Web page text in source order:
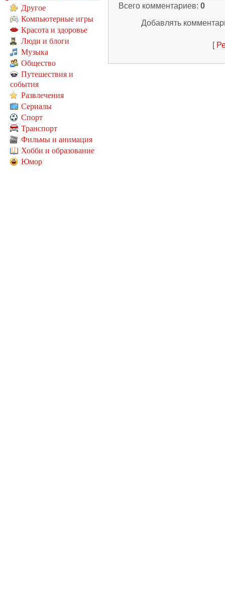
Другое
Компьютерные игры
Красота и здоровье
Люди и блоги
Музыка
Общество
Путешествия и
события
Развлечения
Сериалы
Спорт
Транспорт
Фильмы и анимация
Хобби и образование
Юмор
Всего комментариев: 0
Добавлять
[